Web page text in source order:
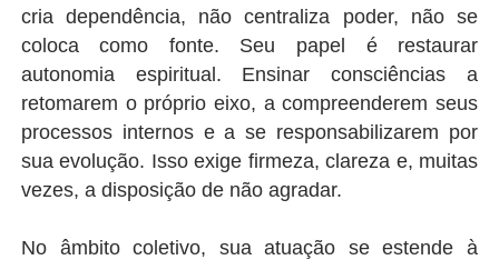
cria dependência, não centraliza poder, não se
coloca como fonte. Seu papel é restaurar
autonomia espiritual. Ensinar consciências a
retomarem o próprio eixo, a compreenderem seus
processos internos e a se responsabilizarem por
sua evolução. Isso exige firmeza, clareza e, muitas
vezes, a disposição de não agradar.
No âmbito coletivo, sua atuação se estende à